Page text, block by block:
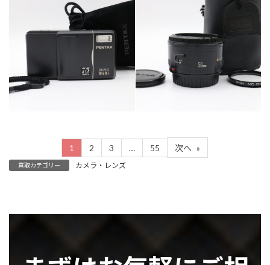
カメラ・レンズ カテゴリー カメラ・レンズ
1 2 3 … 55 次へ »
買取カテゴリー カメラ・レンズ